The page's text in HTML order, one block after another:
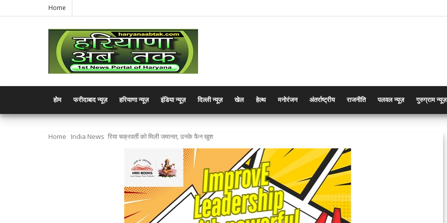
Home
होम फरीदाबाद न्यूज़ हरियाणा न्यूज़ इंडिया न्यूज़ दिल्ली न्यूज़ खेल हेल्थ मनोरंजन अंतर्राष्ट्रीय राजनीति पलवल न्यूज़ गुरुग्राम न्यूज़
Home India News रिया चक्रवर्ती को मिली जमानत, उनके फैन खुश